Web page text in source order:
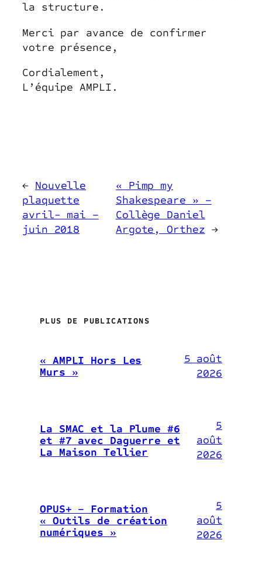
la structure.
Merci par avance de confirmer
votre présence,
Cordialement,
L’équipe AMPLI.
← Nouvelle
plaquette
avril- mai –
juin 2018
« Pimp my
Shakespeare » –
Collège Daniel
Argote, Orthez →
PLUS DE PUBLICATIONS
« AMPLI Hors Les
Murs »
5 août
2026
La SMAC et la Plume #6
et #7 avec Daguerre et
La Maison Tellier
5
août
2026
OPUS+ – Formation
« Outils de création
numériques »
5
août
2026